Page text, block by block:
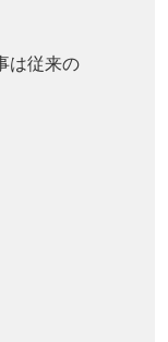
は従来の